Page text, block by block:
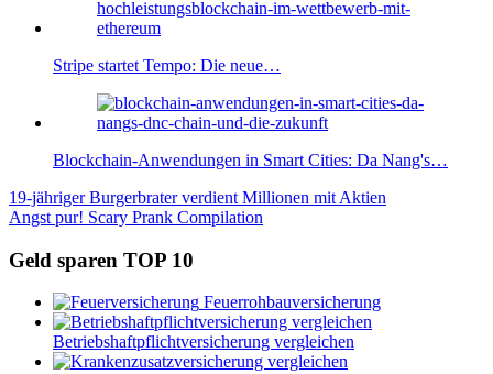
Stripe startet Tempo: Die neue…
Blockchain-Anwendungen in Smart Cities: Da Nang's…
Beitragsnavigation
Vorheriger
Beitrag:
19-jähriger Burgerbrater verdient Millionen mit Aktien
Nächster
Angst pur! Scary Prank Compilation
Geld sparen TOP 10
Feuerrohbauversicherung
Betriebshaftpflichtversicherung vergleichen